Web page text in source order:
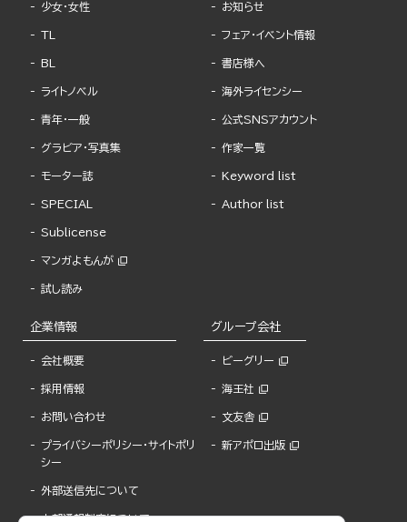
少女・女性
TL
BL
ライトノベル
青年・一般
グラビア・写真集
モーター誌
SPECIAL
Sublicense
マンガよもんが
試し読み
お知らせ
フェア・イベント情報
書店様へ
海外ライセンシー
公式SNSアカウント
作家一覧
Keyword list
Author list
企業情報
会社概要
採用情報
お問い合わせ
プライバシーポリシー・サイトポリ
シー
外部送信先について
内部通報制度について
グループ会社
ビーグリー
海王社
文友舎
新アポロ出版